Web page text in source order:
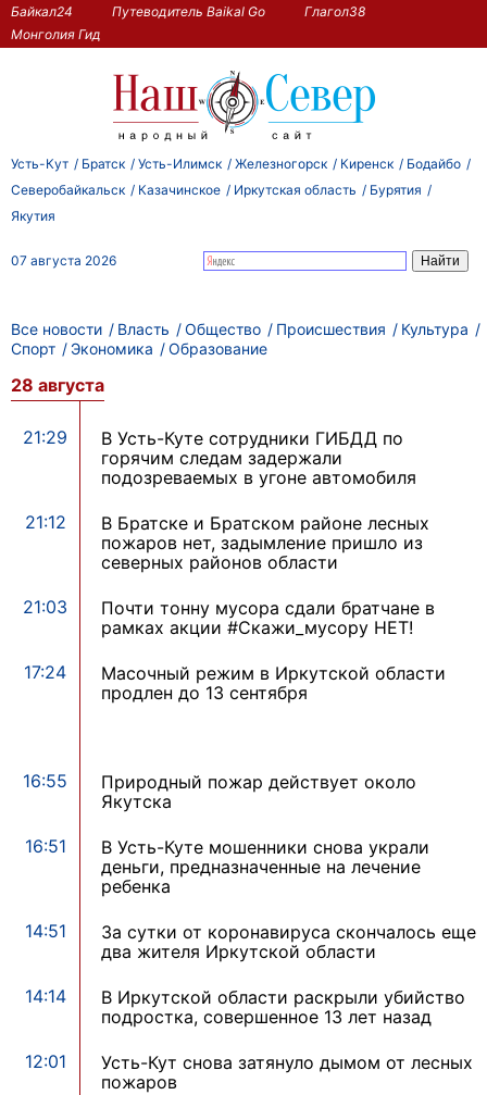
Байкал24 Путеводитель Baikal Go
Глагол38
Монголия Гид
Усть-Кут Братск Усть-Илимск Железногорск Киренск
Бодайбо
Северобайкальск
Казачинское Иркутская область
Бурятия
Якутия
07 августа 2026
Все новости Власть Общество Происшествия
Культура
Спорт
Экономика Образование
28 августа
21:29
В Усть-Куте сотрудники ГИБДД по
горячим следам задержали
подозреваемых в угоне автомобиля
21:12
В Братске и Братском районе лесных
пожаров нет, задымление пришло из
северных районов области
21:03
Почти тонну мусора сдали братчане в
рамках акции #Скажи_мусору НЕТ!
17:24
Масочный режим в Иркутской области
продлен до 13 сентября
16:55
Природный пожар действует около
Якутска
16:51
В Усть-Куте мошенники снова украли
деньги, предназначенные на лечение
ребенка
14:51
За сутки от коронавируса скончалось еще
два жителя Иркутской области
14:14
В Иркутской области раскрыли убийство
подростка, совершенное 13 лет назад
12:01
Усть-Кут снова затянуло дымом от лесных
пожаров